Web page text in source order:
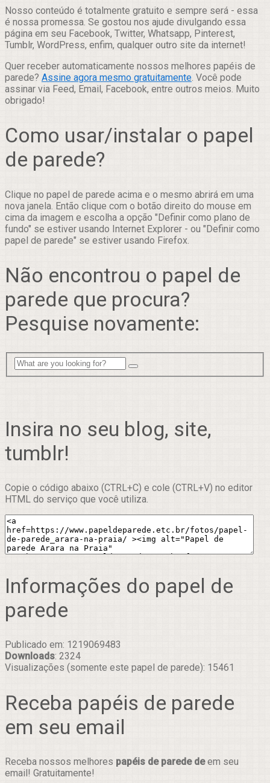
Nosso conteúdo é totalmente gratuito e sempre será - essa
é nossa promessa. Se gostou nos ajude divulgando essa
página em seu Facebook, Twitter, Whatsapp, Pinterest,
Tumblr, WordPress, enfim, qualquer outro site da internet!
Quer receber automaticamente nossos melhores papéis de
parede? Assine agora mesmo gratuitamente. Você pode
assinar via Feed, Email, Facebook, entre outros meios. Muito
obrigado!
Como usar/instalar o papel
de parede?
Clique no papel de parede acima e o mesmo abrirá em uma
nova janela. Então clique com o botão direito do mouse em
cima da imagem e escolha a opção "Definir como plano de
fundo" se estiver usando Internet Explorer - ou "Definir como
papel de parede" se estiver usando Firefox.
Não encontrou o papel de
parede que procura?
Pesquise novamente:
Insira no seu blog, site,
tumblr!
Copie o código abaixo (CTRL+C) e cole (CTRL+V) no editor
HTML do serviço que você utiliza.
Informações do papel de
parede
Publicado em: 1219069483
Downloads: 2324
Visualizações (somente este papel de parede): 15461
Receba papéis de parede
em seu email
Receba nossos melhores papéis de parede deem seu
email! Gratuitamente!